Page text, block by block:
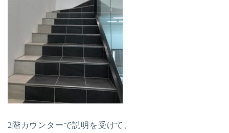
2階カウンターで説明を受けて、